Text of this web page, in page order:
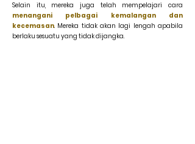
Selain itu, mereka juga telah mempelajari cara
menangani pelbagai kemalangan dan
kecemasan. Mereka tidak akan lagi lengah apabila
berlaku sesuatu yang tidak dijangka.